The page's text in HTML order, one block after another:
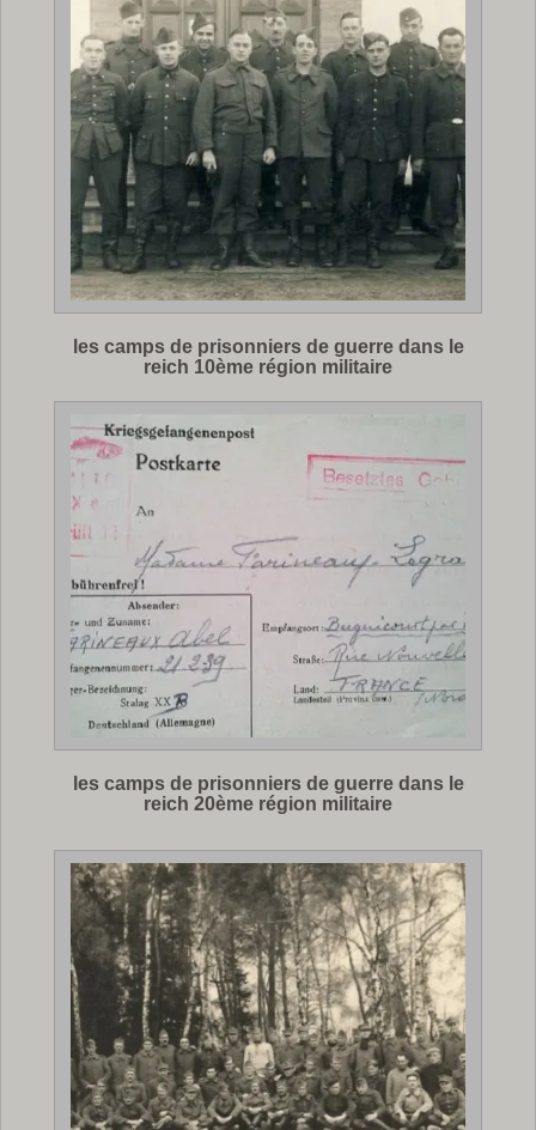
les camps de prisonniers de guerre dans le
reich 10ème région militaire
les camps de prisonniers de guerre dans le
reich 20ème région militaire